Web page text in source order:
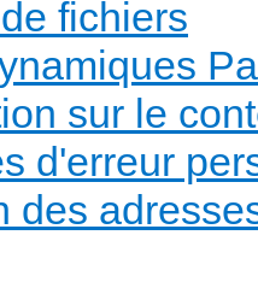
fichiers
sur le
d'erreur
des